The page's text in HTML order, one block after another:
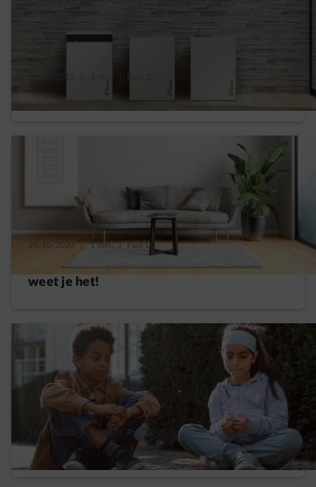
Is een thuisbatterij kopen rendabel?
24/10/2023 1 min. | Paul D.
Hoe werkt een thuisbatterij: na 3 minuten
weet je het!
16/07/2020 1 min. Paul D.
Hoe rendabel zullen je zonnepanelen zijn?